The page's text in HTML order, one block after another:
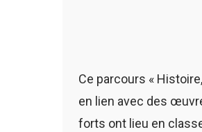
Ce parcours «
en lien avec des
forts ont lieu en